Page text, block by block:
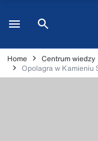
Home Centrum wiedzy
Opolagra w Kamieniu